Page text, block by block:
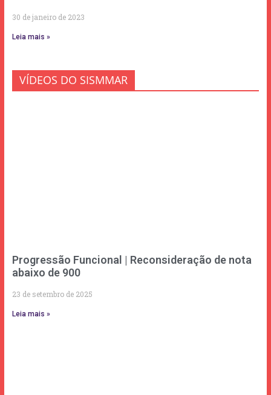
30 de janeiro de 2023
Leia mais »
VÍDEOS DO SISMMAR
Progressão Funcional | Reconsideração de nota
abaixo de 900
23 de setembro de 2025
Leia mais »